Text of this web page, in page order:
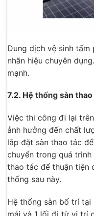
Dung dịch vệ sinh
nhãn hiệu chuyên
mạnh.
7.2. Hệ thống sàn
Việc thi công đi lại
ảnh hưởng đến chất
lắp đặt sàn thao tác
chuyển trong quá
thao tác để thuận tiện
thống sau này.
Hệ thống sàn bố trí
mái và 1 lối đi từ vị trí